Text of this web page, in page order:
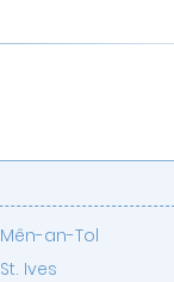
Mên-an-Tol
St. Ives